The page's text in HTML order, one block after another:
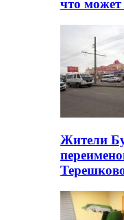
что может
Жители